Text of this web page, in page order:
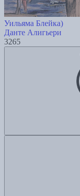
Уильяма Блейка)
Данте Алигьери
3265